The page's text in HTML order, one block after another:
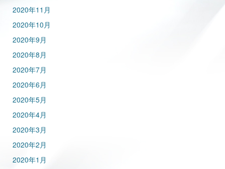
2020年11月
2020年10月
2020年9月
2020年8月
2020年7月
2020年6月
2020年5月
2020年4月
2020年3月
2020年2月
2020年1月